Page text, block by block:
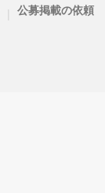
| 公募掲載の依頼